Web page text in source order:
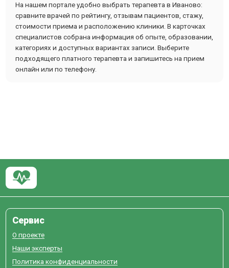
На нашем портале удобно выбрать терапевта в Иваново:
сравните врачей по рейтингу, отзывам пациентов, стажу,
стоимости приема и расположению клиники. В карточках
специалистов собрана информация об опыте, образовании,
категориях и доступных вариантах записи. Выберите
подходящего платного терапевта и запишитесь на прием
онлайн или по телефону.
Сервис
О проекте
Наши эксперты
Политика конфиденциальности